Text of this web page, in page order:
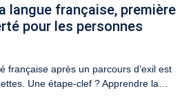
langue française, première
pour les personnes
française après un parcours d’exil est
Une étape-clef ? Apprendre la…